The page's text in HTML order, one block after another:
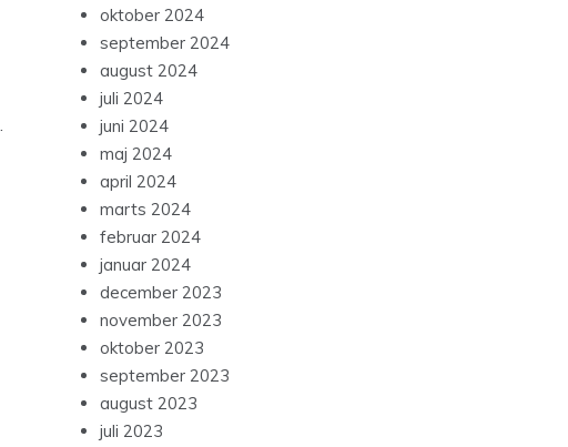
oktober 2024
september 2024
august 2024
juli 2024
juni 2024
maj 2024
april 2024
marts 2024
februar 2024
januar 2024
december 2023
november 2023
oktober 2023
september 2023
august 2023
juli 2023